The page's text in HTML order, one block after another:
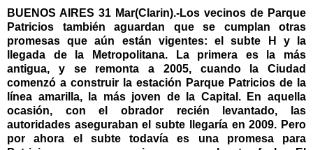
BUENOS AIRES 31 Mar(Clarin).-Los vecinos de Parque
Patricios también aguardan que se cumplan otras
promesas que aún están vigentes: el subte H y la
llegada de la Metropolitana. La primera es la más
antigua, y se remonta a 2005, cuando la Ciudad
comenzó a construir la estación Parque Patricios de la
línea amarilla, la más joven de la Capital. En aquella
ocasión, con el obrador recién levantado, las
autoridades aseguraban el subte llegaría en 2009. Pero
por ahora el subte todavía es una promesa para